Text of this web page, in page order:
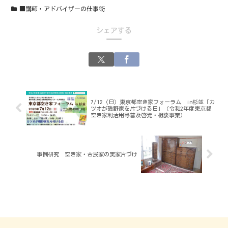
■講師・アドバイザーの仕事術
シェアする
7/12（日）東京都空き家フォーラム in杉並「カ
ツオが磯野家を片づける日」（令和2年度東京都
空き家利活用等普及啓発・相談事業）
事例研究 空き家・古民家の実家片づけ